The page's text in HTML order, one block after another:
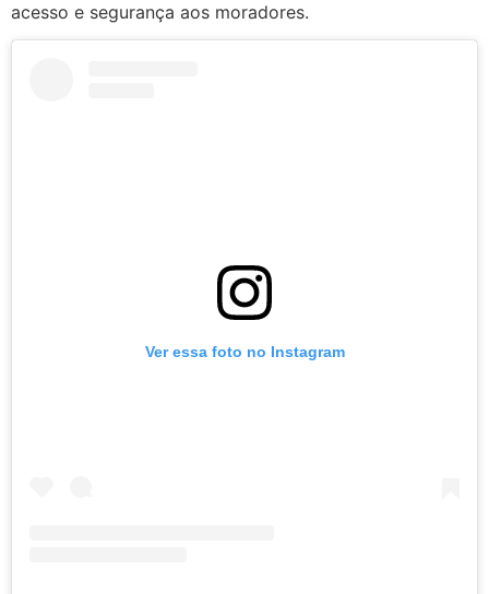
acesso e segurança aos moradores.
Ver essa foto no Instagram